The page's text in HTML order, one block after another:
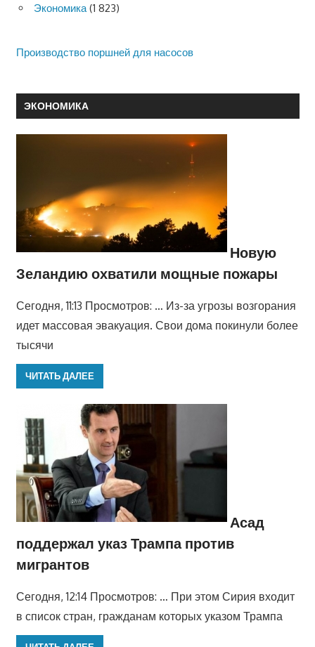
Экономика(1 823)
Производство поршней для насосов
ЭКОНОМИКА
Новую
Зеландию охватили мощные пожары
Сегодня, 11:13 Просмотров: … Из-за угрозы возгорания
идет массовая эвакуация. Свои дома покинули более
тысячи
ЧИТАТЬ ДАЛЕЕ
Асад
поддержал указ Трампа против
мигрантов
Сегодня, 12:14 Просмотров: … При этом Сирия входит
в список стран, гражданам которых указом Трампа